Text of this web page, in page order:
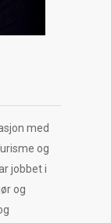
med
og
jobbet i
og